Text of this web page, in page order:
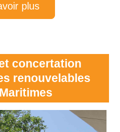
plus
concertation
renouvelables